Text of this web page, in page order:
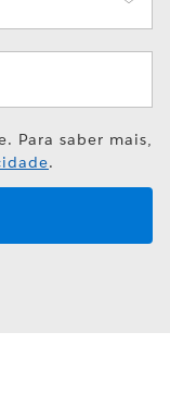
Para saber mais,
.